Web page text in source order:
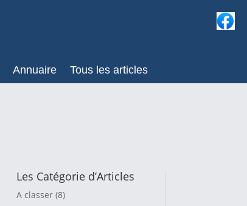
Annuaire Tous les articles
Les Catégorie d’Articles
A classer(8)